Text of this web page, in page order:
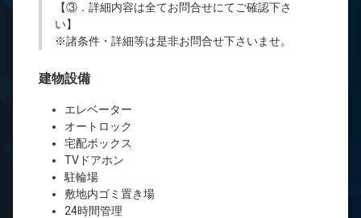
【③．詳細内容は全てお問合せにてご確認下さ
い】
※諸条件・詳細等は是非お問合せ下さいませ。
建物設備
エレベーター
オートロック
宅配ボックス
TVドアホン
駐輪場
敷地内ゴミ置き場
24時間管理